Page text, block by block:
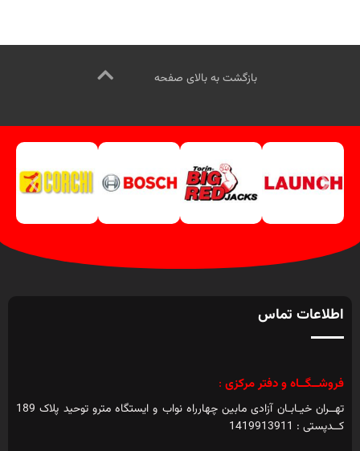
بازگشت به بالای صفحه
اطلاعات تماس
فروشــگــاه و دفتر مرکزی :
تهــران خیـابـان آزادی مابین چهارراه نواب و ایستگاه مترو توحید پلاک 189
کــدپستی : 1419913911